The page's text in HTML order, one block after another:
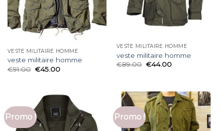
VESTE MILITAIRE HOMME
veste militaire homme
€91.00 €45.00
VESTE MILITAIRE HOMME
veste militaire homme
€89.00 €44.00
Promo ! Promo !